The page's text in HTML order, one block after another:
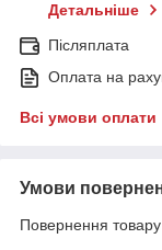
Детальніше
Післяплата
Оплата на
Всі умови оплати
Умови
Повернення